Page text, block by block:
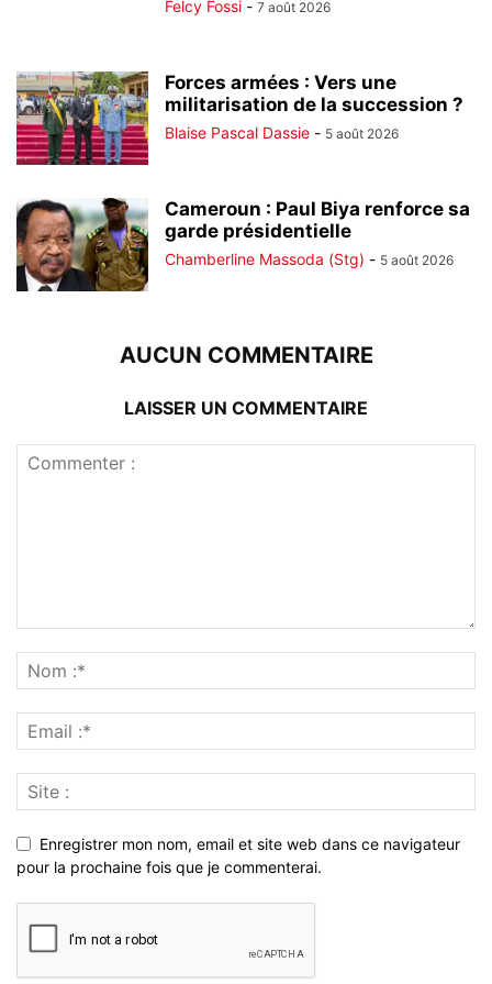
Felcy Fossi - 7 août 2026
Forces armées : Vers une
militarisation de la succession ?
Blaise Pascal Dassie - 5 août 2026
Cameroun : Paul Biya renforce sa
garde présidentielle
Chamberline Massoda (Stg) - 5 août 2026
AUCUN COMMENTAIRE
LAISSER UN COMMENTAIRE
Enregistrer mon nom, email et site web dans ce navigateur
pour la prochaine fois que je commenterai.